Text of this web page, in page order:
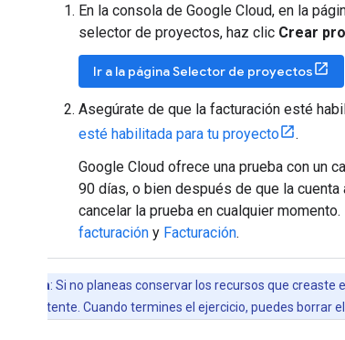
En la consola de Google Cloud, en la
selector de proyectos, haz clic Crear
Ir a la página Selector de proyectos
Asegúrate de que la facturación esté
esté habilitada para tu proyecto
.
Google Cloud ofrece una prueba con un
90 días, o bien después de que la
cancelar la prueba en cualquier
facturación y Facturación.
Nota: Si no planeas conservar los recursos que
uno existente. Cuando termines el ejercicio, puedes borrar